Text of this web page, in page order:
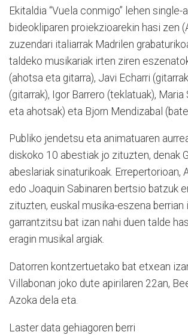
Ekitaldia “Vuela conmigo” lehen single-
bideokliparen proiekzioarekin hasi zen
zuzendari italiarrak Madrilen
taldeko musikariak irten ziren
(ahotsa eta gitarra), Javi Echarri
(gitarrak), Igor Barrero (teklatuak), Maria
eta ahotsak) eta Bjorn Mendizabal
Publiko jendetsu eta animatuaren
diskoko 10 abestiak jo zituzten, denak
abeslariak sinaturikoak. Errepertorioan,
edo Joaquin Sabinaren bertsio batzuk
zituzten, euskal musika-eszena berrian
garrantzitsu bat izan nahi duen talde
eragin musikal argiak.
Datorren kontzertuetako bat etxean
Villabonan joko dute apirilaren 22an,
Azoka dela eta.
Laster data gehiagoren berri